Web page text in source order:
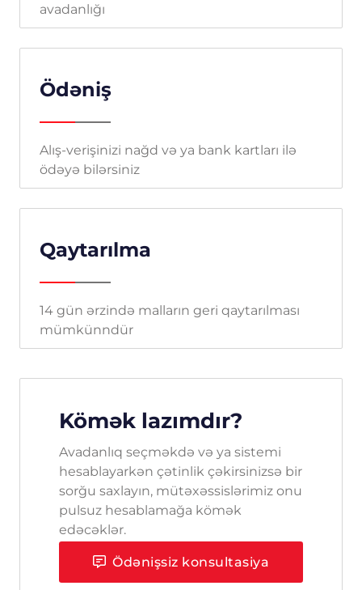
avadanlığı
Ödəniş
Alış-verişinizi nağd və ya bank kartları ilə
ödəyə bilərsiniz
Qaytarılma
14 gün ərzində malların geri qaytarılması
mümkünndür
Kömək lazımdır?
Avadanlıq seçməkdə və ya sistemi
hesablayarkən çətinlik çəkirsinizsə bir
sorğu saxlayın, mütəxəssislərimiz onu
pulsuz hesablamağa kömək
edəcəklər.
Ödənişsiz konsultasiya